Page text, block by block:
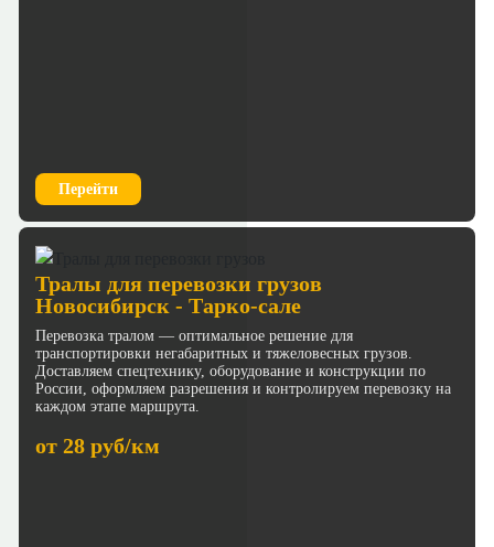
Перейти
Тралы для перевозки грузов
Новосибирск - Тарко-сале
Перевозка тралом — оптимальное решение для
транспортировки негабаритных и тяжеловесных грузов.
Доставляем спецтехнику, оборудование и конструкции по
России, оформляем разрешения и контролируем перевозку на
каждом этапе маршрута.
от 28 руб/км